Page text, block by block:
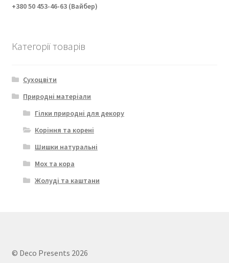
+380 50 453-46-63 (Вайбер)
Категорії товарів
Сухоцвіти
Природні матеріали
Гілки природні для декору
Коріння та корені
Шишки натуральні
Мох та кора
Жолуді та каштани
© Deco Presents 2026